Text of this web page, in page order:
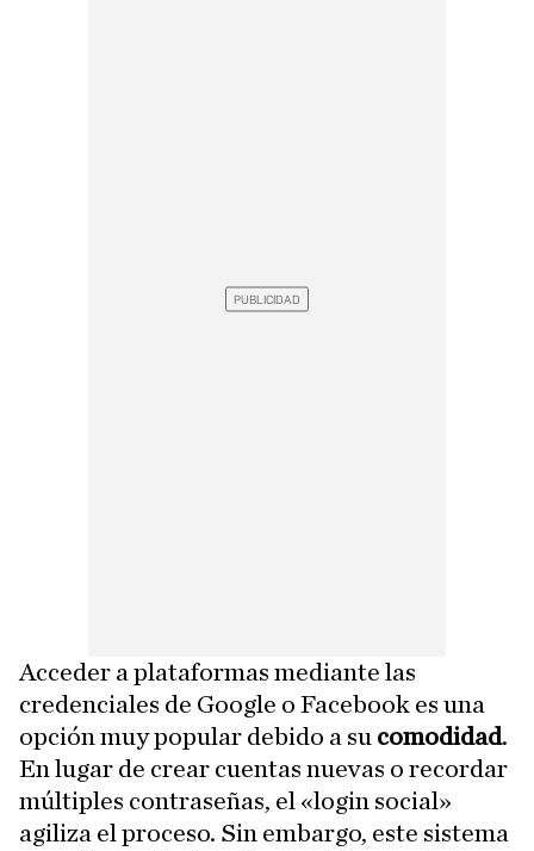
Acceder a plataformas mediante las
credenciales de Google o Facebook es una
opción muy popular debido a su comodidad.
En lugar de crear cuentas nuevas o recordar
múltiples contraseñas, el «login social»
agiliza el proceso. Sin embargo, este sistema